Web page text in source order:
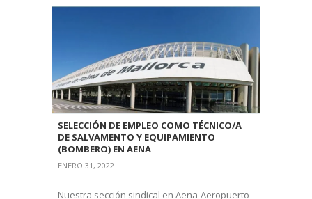
SELECCIÓN DE EMPLEO COMO TÉCNICO/A
DE SALVAMENTO Y EQUIPAMIENTO
(BOMBERO) EN AENA
ENERO 31, 2022
Nuestra sección sindical en Aena-Aeropuerto